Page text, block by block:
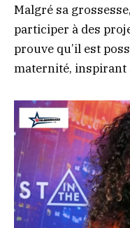
Malgré sa
participer à des
prouve qu’il est
maternité, inspirant